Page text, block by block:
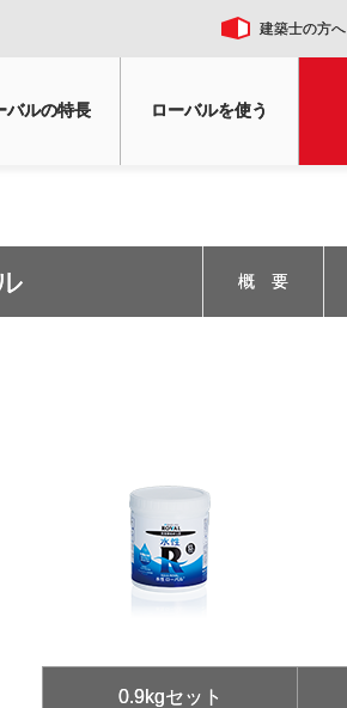
建築士の方へ
バルの特長 ローバルを使う
概 要
0.9kgセット